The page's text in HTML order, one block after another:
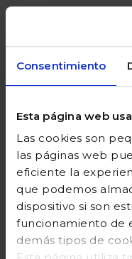
Consentimiento
Esta página web
Las cookies son
las páginas web
eficiente la
que podemos
dispositivo si son
funcionamiento de
demás tipos de
COMPOSICIÓN
GUÍA DE TALLAS
DEVOLUCIONES